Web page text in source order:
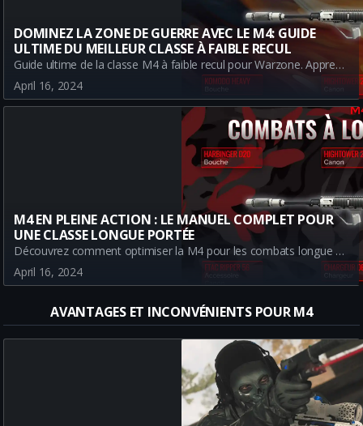
DOMINEZ LA ZONE DE GUERRE AVEC LE M4: GUIDE
ULTIME DU MEILLEUR CLASSE À FAIBLE RECUL
Guide ultime de la classe M4 à faible recul pour Warzone. Apprenez tout sur les accessoires, leur impact sur le M4 et comment ils peuvent vous aider à dominer dans Warzone. Bon pour les joueurs de tous niveaux qui cherchent à améliorer leurs performances de jeu.
April 16, 2024
M4 EN PLEINE ACTION : LE MANUEL COMPLET POUR
UNE CLASSE LONGUE PORTÉE
Découvrez comment optimiser la M4 pour les combats longue distance dans Call of Duty: Warzone, avec une discussion détaillée sur les accessoires et les avantages et inconvénients de la classe.
April 16, 2024
AVANTAGES ET INCONVÉNIENTS POUR M4